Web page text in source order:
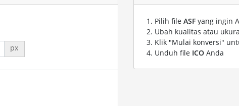
px
Pilih file ASF yang ingin
Ubah kualitas atau
Klik "Mulai konversi"
Unduh file ICO Anda